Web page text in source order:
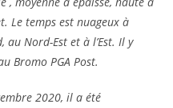
Le temps est nuageux à
Nord-Est et à l’Est. Il y
Bromo PGA Post.
2020, il a été